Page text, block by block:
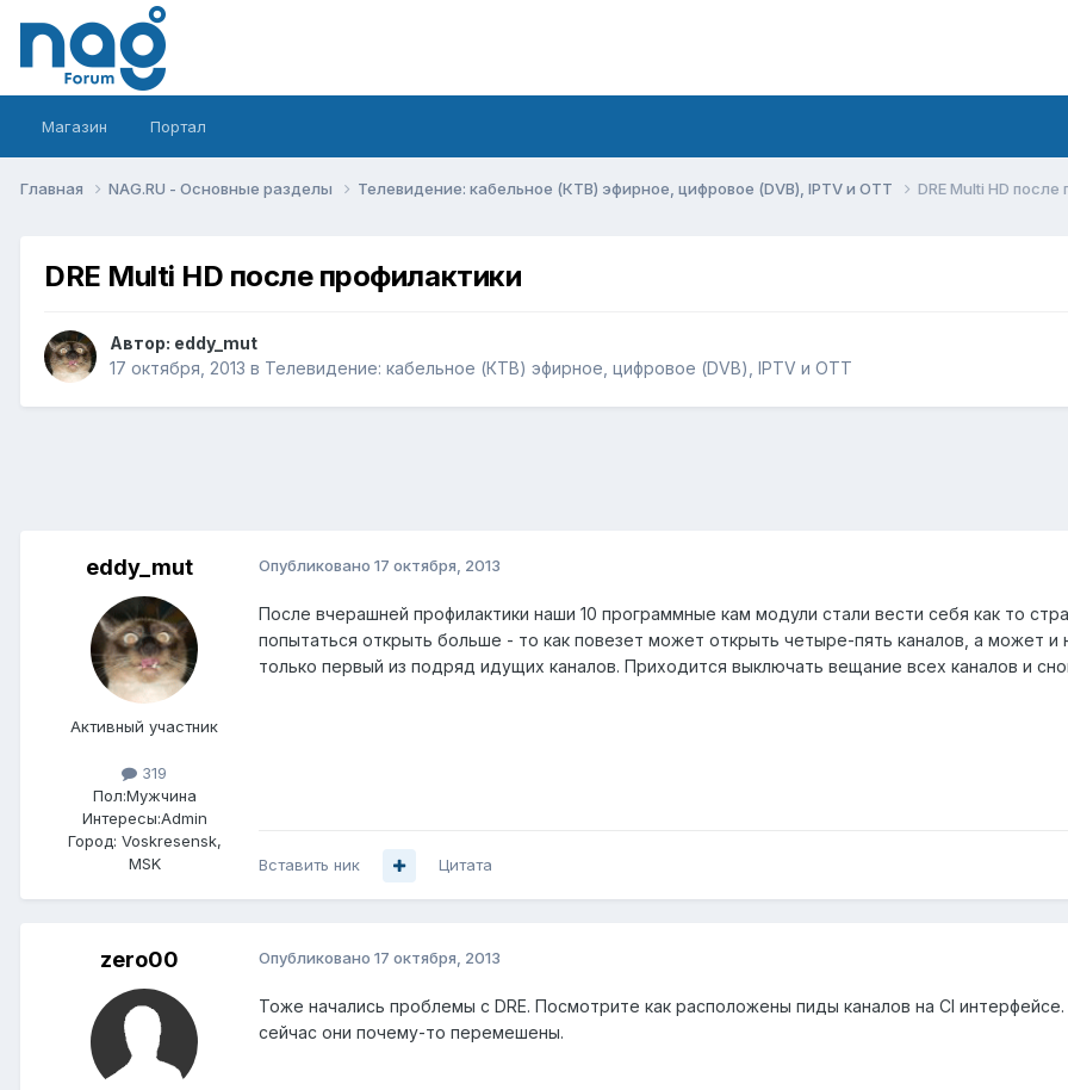
Магазин Портал
Главная NAG.RU - Основные разделы Телевидение: кабельное (КТВ) эфирное, цифровое (DVB), IPTV и OTT DRE Multi HD
DRE Multi HD после профилактики
Автор: eddy_mut
17 октября, 2013 в Телевидение: кабельное (КТВ) эфирное, цифровое (DVB), IPTV и OTT
eddy_mut
Активный участник
319
Пол:Мужчина
Интересы:Admin
Город: Voskresensk,
MSK
Опубликовано 17 октября, 2013
После вчерашней профилактики наши 10 программные кам модули стали вести себя как то
попытаться открыть больше - то как повезет может открыть четыре-пять каналов, а может и
только первый из подряд идущих каналов. Приходится выключать вещание всех каналов и
Вставить ник Цитата
zero00 Опубликовано 17 октября, 2013
Тоже начались проблемы с DRE. Посмотрите как расположены пиды каналов на CI
сейчас они почему-то перемешены.